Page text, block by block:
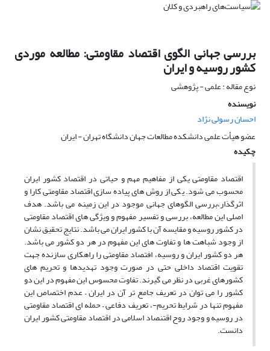
بررسی جهانی الگوی اقتصاد مقاومتی: مطالعه موردی
کشور روسیه و ایران
نوع مقاله : علمی - پژوهشی
نویسنده
احسان رسولی نژاد
عضو هیأت علمی دانشکده مطالعات جهان دانشگاه تهران - ایران
چکیده
اقتصاد مقاومتی یکی از مفاهیم مهم و حیاتی در اقتصاد کشور ایران
محسوب می شود. یکی از روش های پیاده سازی اقتصاد مقاومتی کارا و
اثرگذار،بررسی الگوهای جهانی موجود در این زمینه می باشد. هدف
اصلی این مطالعه، بررسی و تفسیر مفهوم و ویژگی های اقتصاد مقاومتی
در کشور روسیه و مقایسه آن با کشور ایران می باشد. نتایج تحقیق نشان
از وجود شباهت ها و تفاوت های این مفهوم در هر دو کشور می باشد.
هر دو کشور ایران و روسیه، افتصاد مقاومتی را راهکاری سازنده جهت
تقویت اقتصاد داخلی حتی در صورت وجود تهدیدها و تحریم های
کشورهای غربی در نظر می گیرند. تفاوت محسوس این مفهوم در این دو
کشور را می توان در تعریف جامع تر آن در ایران – عدم اختصاص این
مفهوم تنها در شرایط تحریم-، تعریف دفاعی – حمله ای اقتصاد مقاومتی
در روسیه و وجود روح اقتنصاد اسلامی در اقتصاد مقاومتی کشور ایران
دانست.